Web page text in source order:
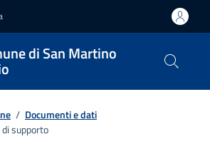
di San Martino
/ Documenti e dati
supporto